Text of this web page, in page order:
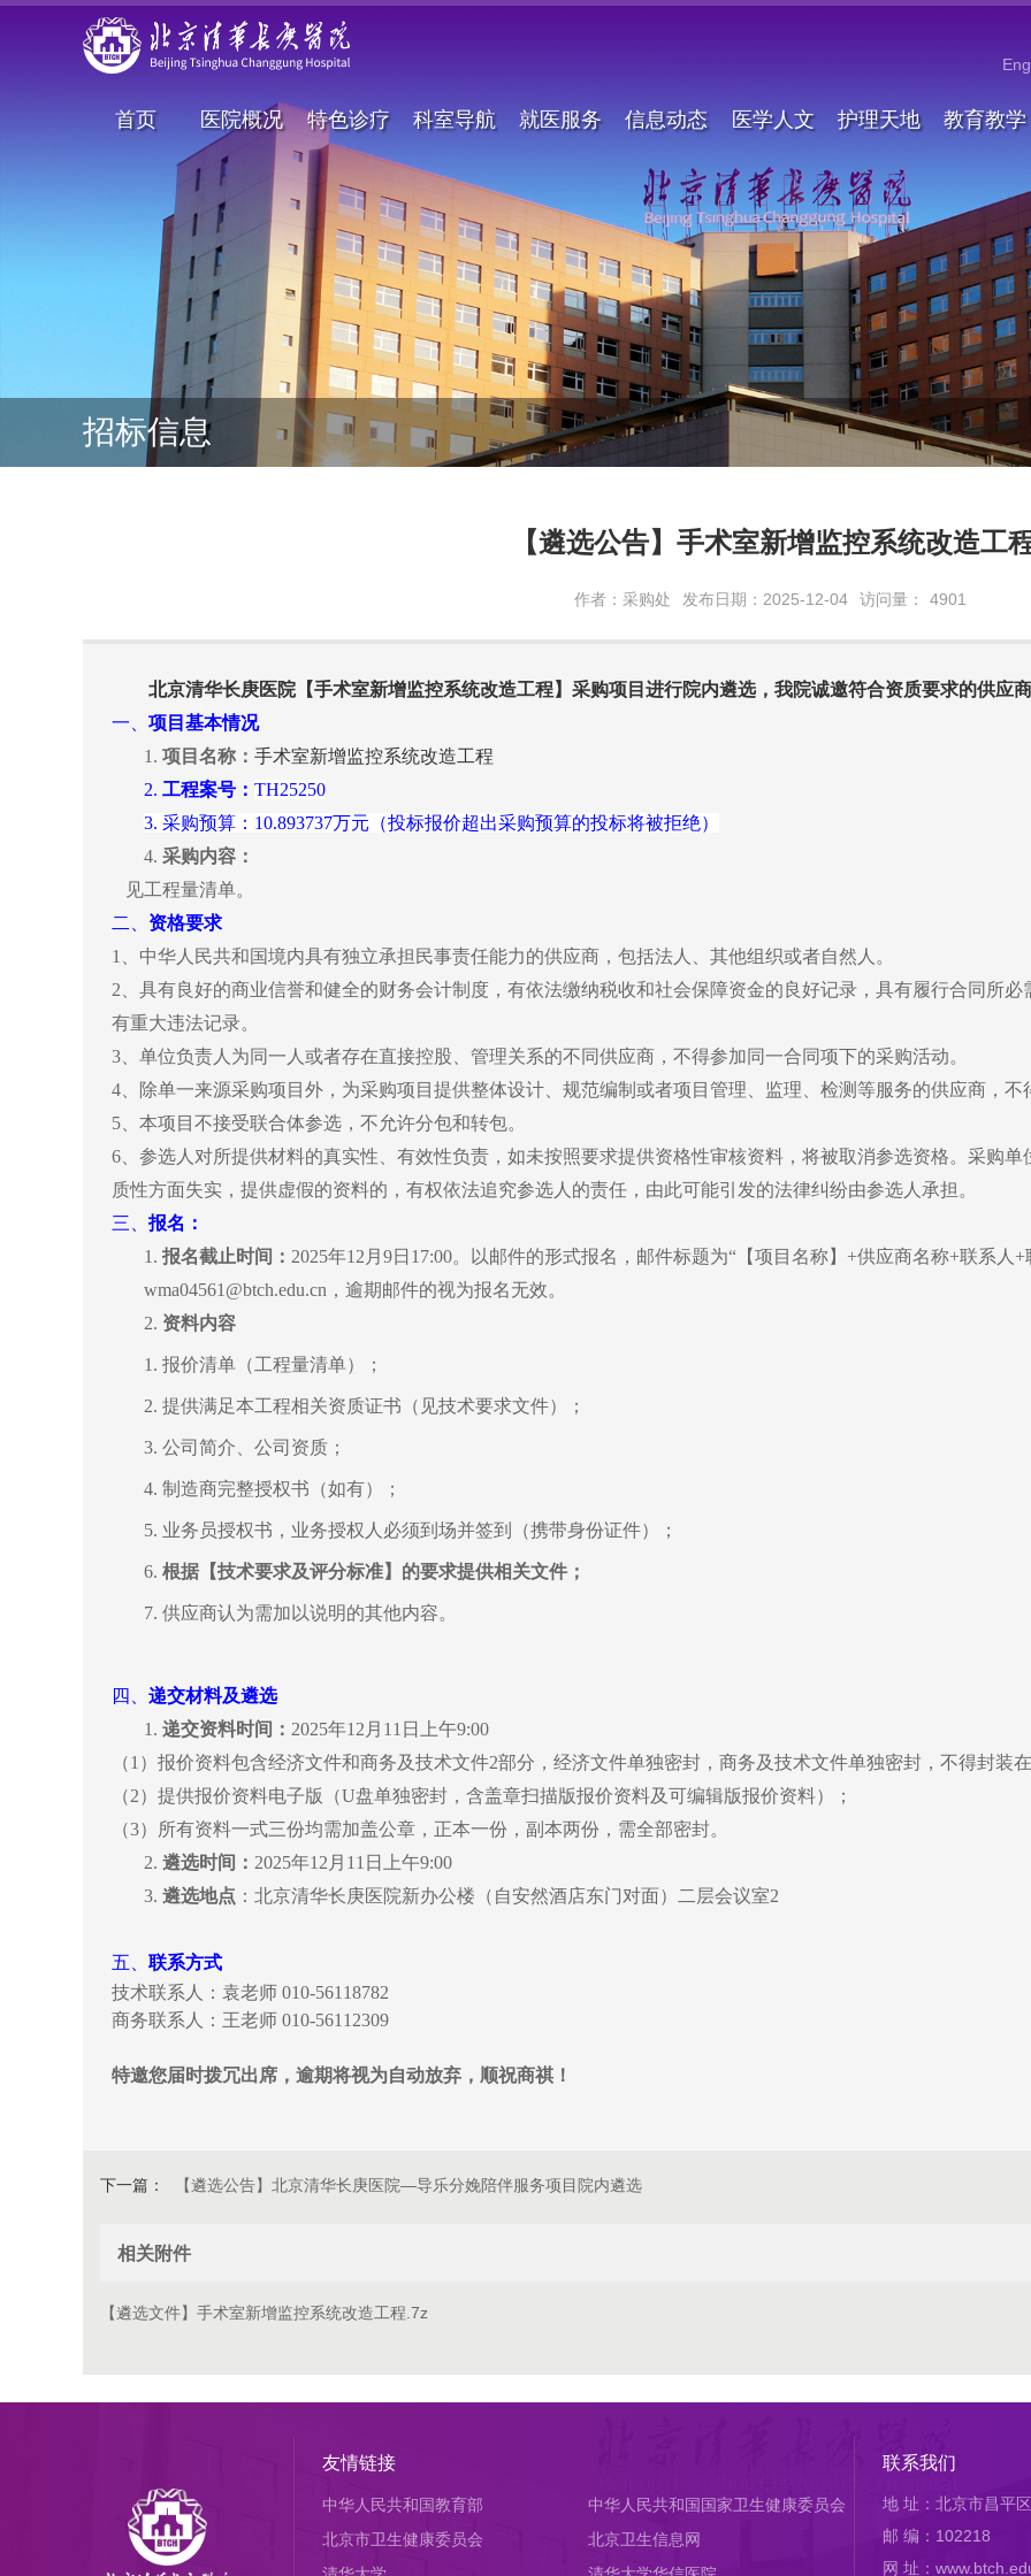
首页 医院概况 特色诊疗 科室导航 就医服务 信息动态 医学人文 护理天地 教育教学
招标信息
【遴选公告】手术室新增监控系统改造工
作者：采购处 发布日期：2025-12-04 访问量： 4901
北京清华长庚医院【手术室新增监控系统改造工程】采购项目进行院内遴选，我院诚邀符合资质要求的供应
一、 项目基本情况
1. 项目名称： 手术室新增监控系统改造工程
2. 工程案号： TH25250
3. 采购预算： 10.893737万元（投标报价超出采购预算的投标将被拒绝）
4. 采购内容：
见工程量清单。
二、 资格要求
1、中华人民共和国境内具有独立承担民事责任能力的供应商，包括法人、其他组织或者自然人。
2、具有良好的商业信誉和健全的财务会计制度，有依法缴纳税收和社会保障资金的良好记录，具有履行合同所
有重大违法记录。
3、单位负责人为同一人或者存在直接控股、管理关系的不同供应商，不得参加同一合同项下的采购活动。
4、除单一来源采购项目外，为采购项目提供整体设计、规范编制或者项目管理、监理、检测等服务的供应商，
5、本项目不接受联合体参选，不允许分包和转包。
6、参选人对所提供材料的真实性、有效性负责，如未按照要求提供资格性审核资料，将被取消参选资格。采购
质性方面失实，提供虚假的资料的，有权依法追究参选人的责任，由此可能引发的法律纠纷由参选人承担。
三、 报名：
1. 报名截止时间： 2025年12月9日17:00。以邮件的形式报名，邮件标题为“【项目名称】+供应商名称+联系人
wma04561@btch.edu.cn，逾期邮件的视为报名无效。
2. 资料内容
1. 报价清单（工程量清单）；
2. 提供满足本工程相关资质证书（见技术要求文件）；
3. 公司简介、公司资质；
4. 制造商完整授权书（如有）；
5. 业务员授权书 ， 业务授权人必须到场并签到（携带身份证件）；
6. 根据【技术要求及评分标准】的要求提供相关文件；
7. 供应商认为需加以说明的其他内容。
四、 递交材料及遴选
1. 递交资料时间： 2025年12月11日上午9:00
（1）报价资料包含经济文件和商务及技术文件2部分，经济文件单独密封，商务及技术文件单独密封，不得封装
（2）提供报价资料电子版（U盘单独密封，含盖章扫描版报价资料及可编辑版报价资料）；
（3）所有资料一式三份均需加盖公章，正本一份，副本两份，需全部密封。
2. 遴选时间： 2025年12月11日上午9:00
3. 遴选地点 ：北京清华长庚医院新办公楼（自安然酒店东门对面）二层会议室2
五、 联系方式
技术联系人：袁老师 010-56118782
商务联系人：王老师 010-56112309
特邀您届时拨冗出席，逾期将视为自动放弃，顺祝商祺！
下一篇： 【遴选公告】北京清华长庚医院—导乐分娩陪伴服务项目院内遴选
相关附件
【遴选文件】手术室新增监控系统改造工程.7z
友情链接
中华人民共和国教育部
中华人民共和国国家卫生健康委员会
北京市卫生健康委员会
北京卫生信息网
联系我们
地 址：北京市昌平
邮 编：102218
网 址：